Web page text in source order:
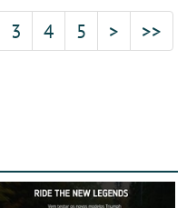
3 4 5 > >>